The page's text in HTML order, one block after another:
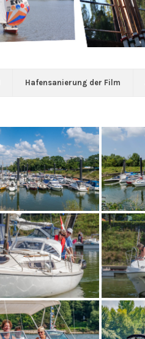
Hafensanierung der Film